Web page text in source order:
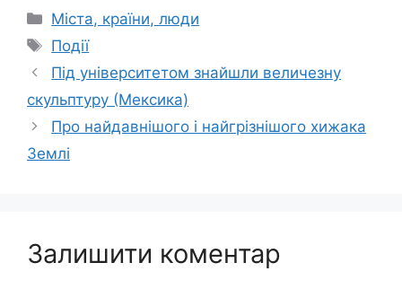
Категорії
Міста, країни, люди
Позначки
Події
Під університетом знайшли величезну
скульптуру (Мексика)
Про найдавнішого і найгрізнішого хижака
Землі
Залишити коментар